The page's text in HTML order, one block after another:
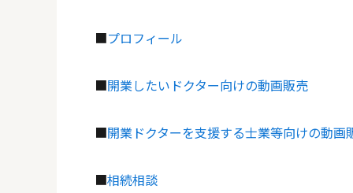
■プロフィール
■開業したいドクター向けの動画販売
■開業ドクターを支援する士業等向けの動画
■相続相談